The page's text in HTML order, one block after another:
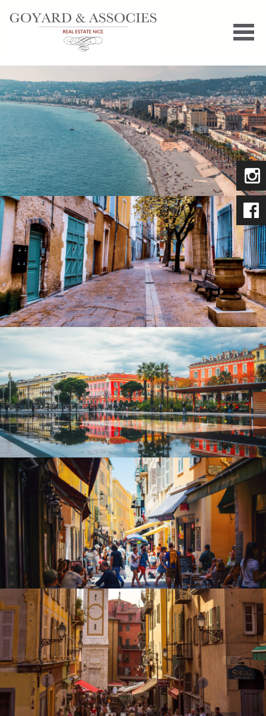
ACHETER
LOUER
GESTION/SYNDIC
VENDRE
ESTIMER
BIEN EN VIAGER
TÉMOIGNAGES
CONTACT
ESPACE PROPRIÉTAIRE
ALERTE EMAIL